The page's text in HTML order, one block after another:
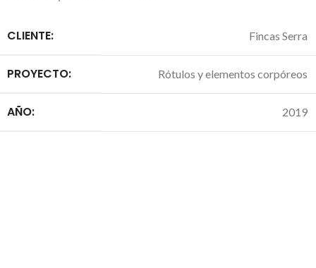
CLIENTE: Fincas Serra
PROYECTO: Rótulos y elementos corpóreos
AÑO: 2019